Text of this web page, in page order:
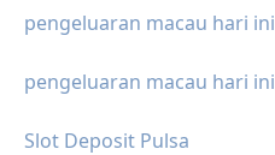
pengeluaran macau hari ini
pengeluaran macau hari ini
Slot Deposit Pulsa